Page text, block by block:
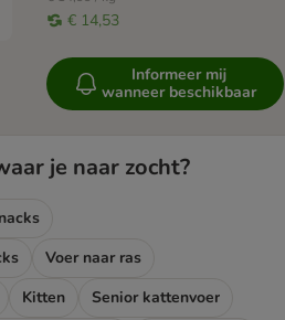
€ 14,53
Informeer mij
wanneer beschikbaar
je naar zocht?
Voer naar ras
Kitten
Senior kattenvoer